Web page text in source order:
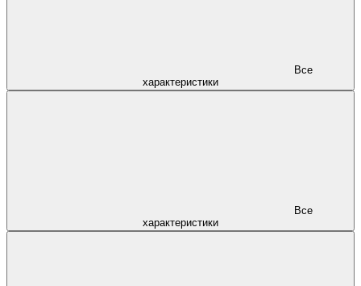
характеристики
характеристики